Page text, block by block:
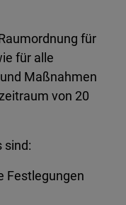
für
für alle
Maßnahmen
von 20
sind:
Festlegungen